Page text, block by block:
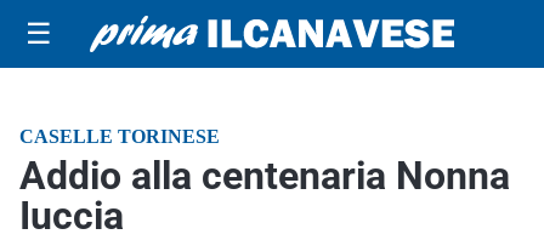
☰
CASELLE TORINESE
Addio alla centenaria Nonna
Iuccia